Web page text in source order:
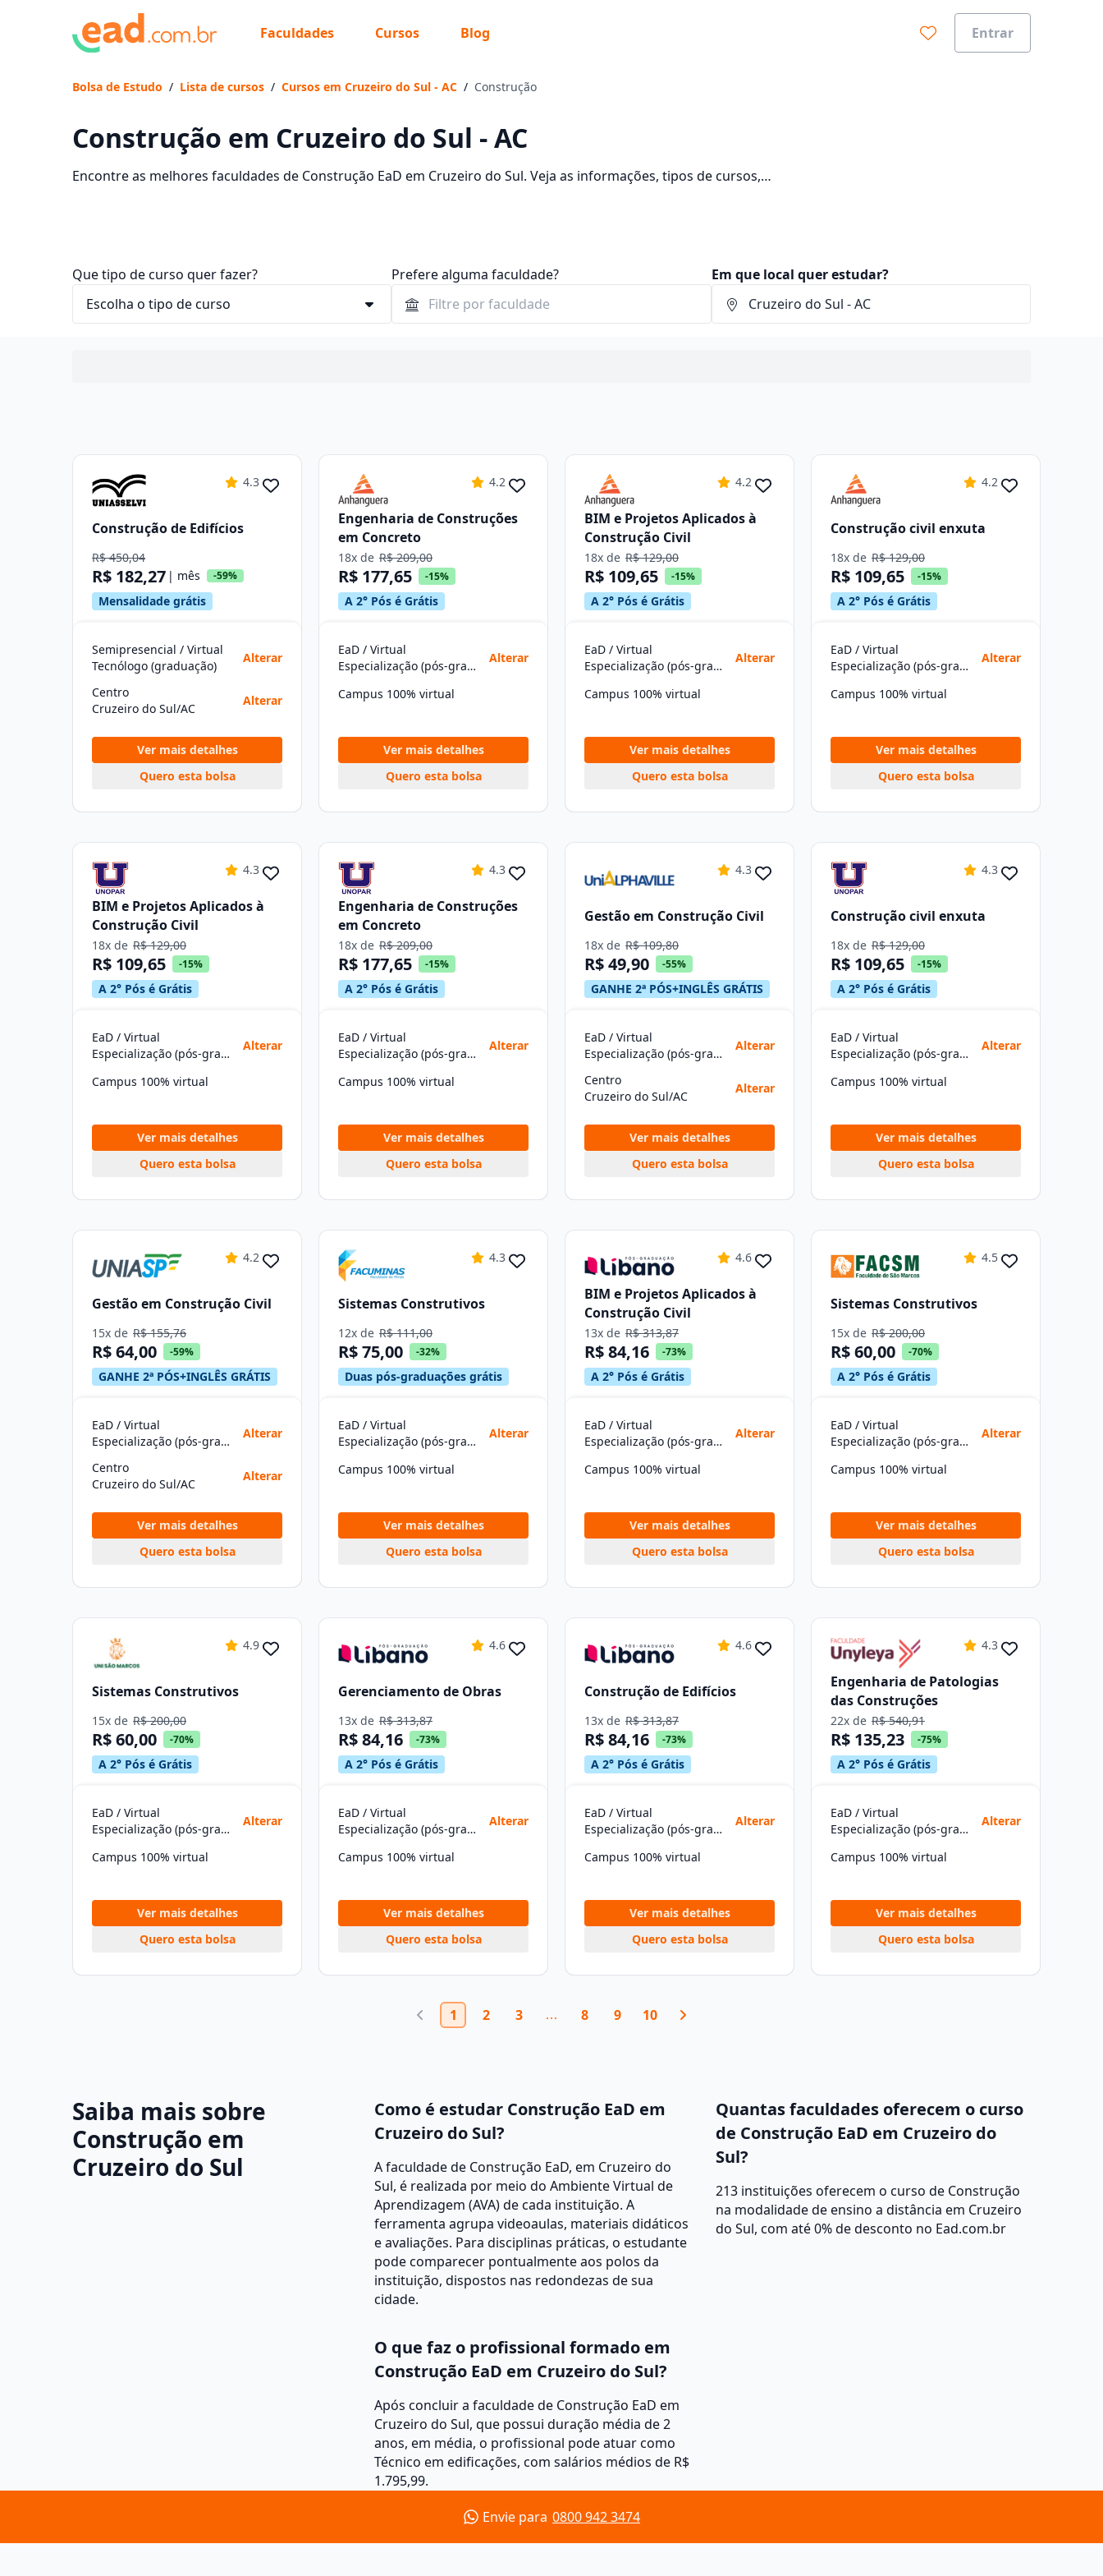
Faculdades Cursos Blog Entrar
Bolsa de Estudo / Lista de cursos / Cursos em Cruzeiro do Sul - AC / Construção
Construção em Cruzeiro do Sul - AC
Encontre as melhores faculdades de Construção EaD em Cruzeiro do Sul. Veja as informações, tipos de cursos,
Que tipo de curso quer fazer? Prefere alguma faculdade? Em que local quer estudar?
4.3
Construção de Edifícios
R$ 450,04
R$ 182,27 | mês -59%
Mensalidade grátis
Semipresencial / Virtual
Tecnólogo (graduação)
Alterar
Centro
Cruzeiro do Sul/AC
Alterar
Ver mais detalhes
Quero esta bolsa
4.2
Engenharia de Construções
em Concreto
18x de R$ 209,00
R$ 177,65 -15%
A 2° Pós é Grátis
EaD / Virtual
Especialização (pós-graduação)
Alterar
Campus 100% virtual
Ver mais detalhes
Quero esta bolsa
4.2
BIM e Projetos Aplicados à
Construção Civil
18x de R$ 129,00
R$ 109,65 -15%
A 2° Pós é Grátis
EaD / Virtual
Especialização (pós-graduação)
Alterar
Campus 100% virtual
Ver mais detalhes
Quero esta bolsa
4.2
Construção civil enxuta
18x de R$ 129,00
R$ 109,65 -15%
A 2° Pós é Grátis
EaD / Virtual
Especialização (pós-graduação)
Alterar
Campus 100% virtual
Ver mais detalhes
Quero esta bolsa
4.3
BIM e Projetos Aplicados à
Construção Civil
18x de R$ 129,00
R$ 109,65 -15%
A 2° Pós é Grátis
EaD / Virtual
Especialização (pós-graduação)
Alterar
Campus 100% virtual
Ver mais detalhes
Quero esta bolsa
4.3
Engenharia de Construções
em Concreto
18x de R$ 209,00
R$ 177,65 -15%
A 2° Pós é Grátis
EaD / Virtual
Especialização (pós-graduação)
Alterar
Campus 100% virtual
Ver mais detalhes
Quero esta bolsa
4.3
Gestão em Construção Civil
18x de R$ 109,80
R$ 49,90 -55%
GANHE 2ª PÓS+INGLÊS GRÁTIS
EaD / Virtual
Especialização (pós-graduação)
Alterar
Centro
Cruzeiro do Sul/AC
Alterar
Ver mais detalhes
Quero esta bolsa
4.3
Construção civil enxuta
18x de R$ 129,00
R$ 109,65 -15%
A 2° Pós é Grátis
EaD / Virtual
Especialização (pós-graduação)
Alterar
Campus 100% virtual
Ver mais detalhes
Quero esta bolsa
4.2
Gestão em Construção Civil
15x de R$ 155,76
R$ 64,00 -59%
GANHE 2ª PÓS+INGLÊS GRÁTIS
EaD / Virtual
Especialização (pós-graduação)
Alterar
Centro
Cruzeiro do Sul/AC
Alterar
Ver mais detalhes
Quero esta bolsa
4.3
Sistemas Construtivos
12x de R$ 111,00
R$ 75,00 -32%
Duas pós-graduações grátis
EaD / Virtual
Especialização (pós-graduação)
Alterar
Campus 100% virtual
Ver mais detalhes
Quero esta bolsa
4.6
BIM e Projetos Aplicados à
Construção Civil
13x de R$ 313,87
R$ 84,16 -73%
A 2° Pós é Grátis
EaD / Virtual
Especialização (pós-graduação)
Alterar
Campus 100% virtual
Ver mais detalhes
Quero esta bolsa
4.5
Sistemas Construtivos
15x de R$ 200,00
R$ 60,00 -70%
A 2° Pós é Grátis
EaD / Virtual
Especialização (pós-graduação)
Alterar
Campus 100% virtual
Ver mais detalhes
Quero esta bolsa
4.9
Sistemas Construtivos
15x de R$ 200,00
R$ 60,00 -70%
A 2° Pós é Grátis
EaD / Virtual
Especialização (pós-graduação)
Alterar
Campus 100% virtual
Ver mais detalhes
Quero esta bolsa
4.6
Gerenciamento de Obras
13x de R$ 313,87
R$ 84,16 -73%
A 2° Pós é Grátis
EaD / Virtual
Especialização (pós-graduação)
Alterar
Campus 100% virtual
Ver mais detalhes
Quero esta bolsa
4.6
Construção de Edifícios
13x de R$ 313,87
R$ 84,16 -73%
A 2° Pós é Grátis
EaD / Virtual
Especialização (pós-graduação)
Alterar
Campus 100% virtual
Ver mais detalhes
Quero esta bolsa
4.3
Engenharia de Patologias
das Construções
22x de R$ 540,91
R$ 135,23 -75%
A 2° Pós é Grátis
EaD / Virtual
Especialização (pós-graduação)
Alterar
Campus 100% virtual
Ver mais detalhes
Quero esta bolsa
1 2 3 8 9 10
Saiba mais sobre
Construção em
Cruzeiro do Sul
Como é estudar Construção EaD em
Cruzeiro do Sul?
A faculdade de Construção EaD, em Cruzeiro do
Sul, é realizada por meio do Ambiente Virtual de
Aprendizagem (AVA) de cada instituição. A
ferramenta agrupa videoaulas, materiais didáticos
e avaliações. Para disciplinas práticas, o estudante
pode comparecer pontualmente aos polos da
instituição, dispostos nas redondezas de sua
cidade.
Quantas faculdades oferecem o curso
de Construção EaD em Cruzeiro do
Sul?
213 instituições oferecem o curso de Construção
na modalidade de ensino a distância em Cruzeiro
do Sul, com até 0% de desconto no Ead.com.br
O que faz o profissional formado em
Construção EaD em Cruzeiro do Sul?
Após concluir a faculdade de Construção EaD em
Cruzeiro do Sul, que possui duração média de 2
anos, em média, o profissional pode atuar como
Técnico em edificações, com salários médios de R$
1.795,99.
Envie para 0800 942 3474